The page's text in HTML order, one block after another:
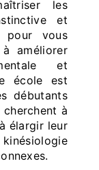
les
et
pour vous
améliorer
et
école est
débutants
à
élargir leur